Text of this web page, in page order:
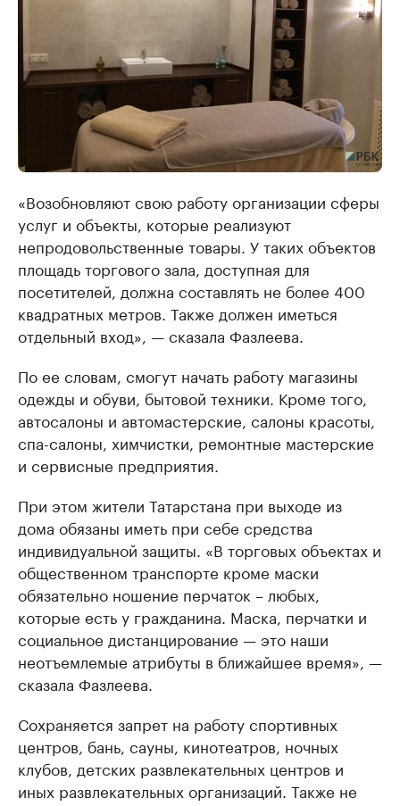
«Возобновляют свою работу организации сферы
услуг и объекты, которые реализуют
непродовольственные товары. У таких объектов
площадь торгового зала, доступная для
посетителей, должна составлять не более 400
квадратных метров. Также должен иметься
отдельный вход», — сказала Фазлеева.
По ее словам, смогут начать работу магазины
одежды и обуви, бытовой техники. Кроме того,
автосалоны и автомастерские, салоны красоты,
спа-салоны, химчистки, ремонтные мастерские
и сервисные предприятия.
При этом жители Татарстана при выходе из
дома обязаны иметь при себе средства
индивидуальной защиты. «В торговых объектах и
общественном транспорте кроме маски
обязательно ношение перчаток – любых,
которые есть у гражданина. Маска, перчатки и
социальное дистанцирование — это наши
неотъемлемые атрибуты в ближайшее время», —
сказала Фазлеева.
Сохраняется запрет на работу спортивных
центров, бань, сауны, кинотеатров, ночных
клубов, детских развлекательных центров и
иных развлекательных организаций. Также не